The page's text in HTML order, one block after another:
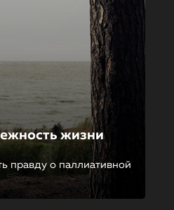
жизни
правду о паллиативной